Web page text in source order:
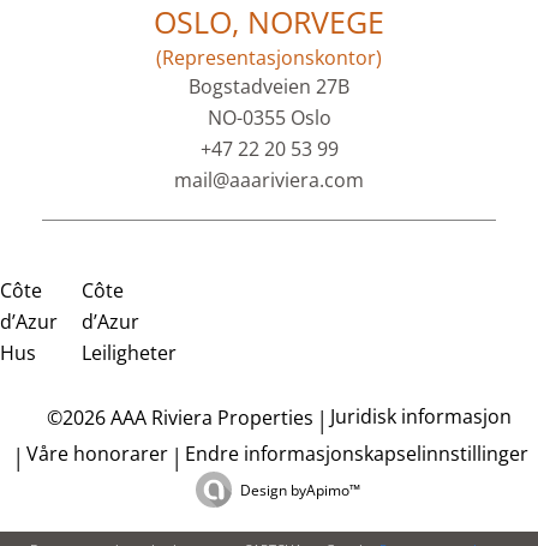
OSLO, NORVEGE
(Representasjonskontor)
Bogstadveien 27B
NO-0355 Oslo
+47 22 20 53 99
mail@aaariviera.com
Côte
d’Azur
Hus
Côte
d’Azur
Leiligheter
©2026 AAA Riviera Properties
Juridisk informasjon
Våre honorarer
Endre informasjonskapselinnstillinger
Design byApimo™